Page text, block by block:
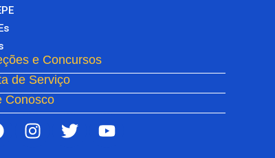
e Concursos
de Serviço
Conosco